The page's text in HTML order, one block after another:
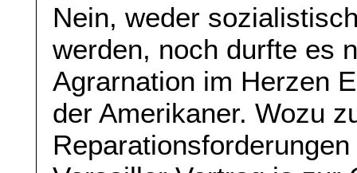
Nein, weder
werden, noch durfte es
Agrarnation im Herzen
der Amerikaner. Wozu